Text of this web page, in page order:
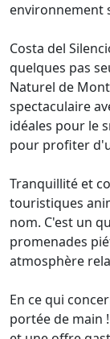
environnement
Costa del
quelques pas
Naturel de
spectaculaire
idéales pour le
pour profiter
Tranquillité et
touristiques
nom. C'est un
promenades
atmosphère
En ce qui
portée de main